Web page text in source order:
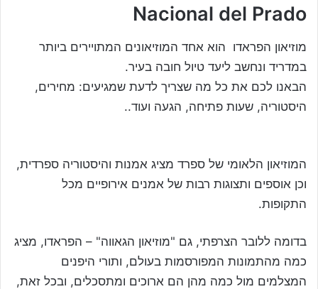
Nacional del Prado
מוזיאון הפראדו הוא אחד המוזיאונים המתויירים ביותר
במדריד ונחשב ליעד טיול חובה בעיר.
הבאנו לכם את כל מה שצריך לדעת שמגיעים: מחירים,
היסטוריה, שעות פתיחה, הגעה ועוד..
המוזיאון הלאומי של ספרד מציג אמנות והיסטוריה ספרדית,
וכן אוספים ותצוגות רבות של אמנים אירופיים מכל
התקופות.
בדומה ללובר הצרפתי, גם "מוזיאון הגאווה" – הפראדו, מציג
כמה מהתמונות המפורסמות בעולם, ותורי היפנים
המצלמים מול כמה מהן הם ארוכים ומתסכלים, ובכל זאת,